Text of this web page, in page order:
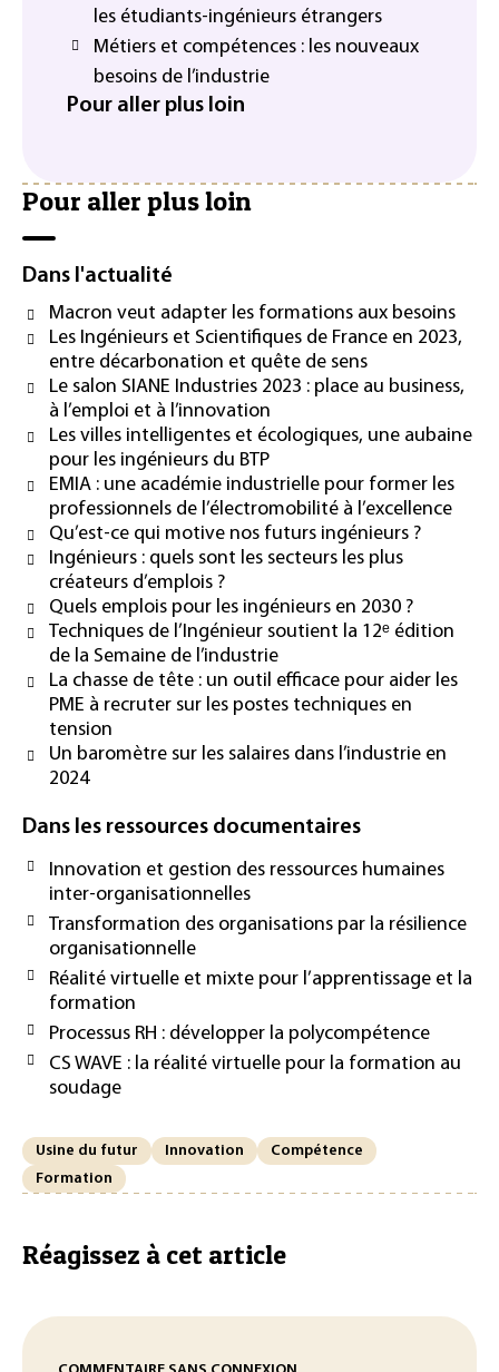
les étudiants-ingénieurs étrangers
Métiers et compétences : les nouveaux
besoins de l’industrie
Pour aller plus loin
Pour aller plus loin
Dans l'actualité
Macron veut adapter les formations aux besoins
Les Ingénieurs et Scientifiques de France en 2023,
entre décarbonation et quête de sens
Le salon SIANE Industries 2023 : place au business,
à l’emploi et à l’innovation
Les villes intelligentes et écologiques, une aubaine
pour les ingénieurs du BTP
EMIA : une académie industrielle pour former les
professionnels de l’électromobilité à l’excellence
Qu’est-ce qui motive nos futurs ingénieurs ?
Ingénieurs : quels sont les secteurs les plus
créateurs d’emplois ?
Quels emplois pour les ingénieurs en 2030 ?
Techniques de l’Ingénieur soutient la 12ᵉ édition
de la Semaine de l’industrie
La chasse de tête : un outil efficace pour aider les
PME à recruter sur les postes techniques en
tension
Un baromètre sur les salaires dans l’industrie en
2024
Dans les ressources documentaires
Innovation et gestion des ressources humaines
inter-organisationnelles
Transformation des organisations par la résilience
organisationnelle
Réalité virtuelle et mixte pour l’apprentissage et la
formation
Processus RH : développer la polycompétence
CS WAVE : la réalité virtuelle pour la formation au
soudage
Usine du futur Innovation
Compétence
Formation
Réagissez à cet article